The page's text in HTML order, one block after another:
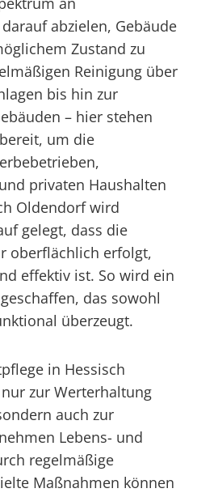
abzielen, Gebäude
Zustand zu
Reinigung über
bis hin zur
– hier stehen
um die
privaten Haushalten
Oldendorf wird
gelegt, dass die
oberflächlich erfolgt,
effektiv ist. So wird ein
das sowohl
überzeugt.
in Hessisch
zur Werterhaltung
auch zur
Lebens- und
regelmäßige
Maßnahmen können